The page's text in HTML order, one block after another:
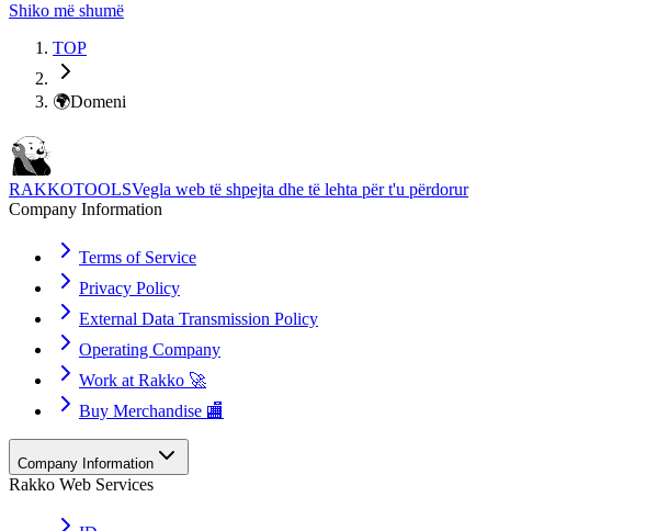
Shiko më shumë
TOP
🌍Domeni
RAKKOTOOLSVegla web të shpejta dhe të lehta për t'u përdorur
Company Information
Terms of Service
Privacy Policy
External Data Transmission Policy
Operating Company
Work at Rakko 🚀
Buy Merchandise 🏬
Company Information
Rakko Web Services